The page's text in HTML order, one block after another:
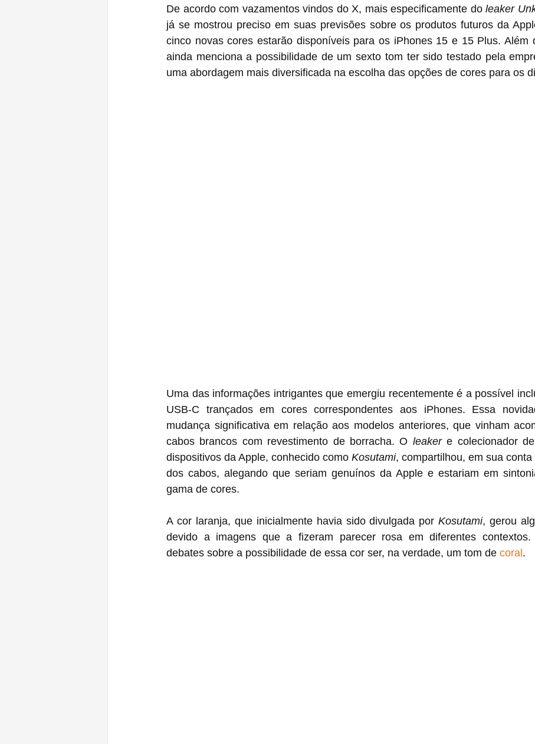
De acordo com vazamentos vindos do X, mais especificamente do leaker
já se mostrou preciso em suas previsões sobre os produtos futuros da
cinco novas cores estarão disponíveis para os iPhones 15 e 15 Plus. Além
ainda menciona a possibilidade de um sexto tom ter sido testado pela
uma abordagem mais diversificada na escolha das opções de cores para os
Uma das informações intrigantes que emergiu recentemente é a possível
USB-C trançados em cores correspondentes aos iPhones. Essa
mudança significativa em relação aos modelos anteriores, que vinham
cabos brancos com revestimento de borracha. O leaker e colecionador
dispositivos da Apple, conhecido como Kosutami, compartilhou, em sua
dos cabos, alegando que seriam genuínos da Apple e estariam em
gama de cores.
A cor laranja, que inicialmente havia sido divulgada por Kosutami, gerou
devido a imagens que a fizeram parecer rosa em diferentes contextos.
debates sobre a possibilidade de essa cor ser, na verdade, um tom de coral .